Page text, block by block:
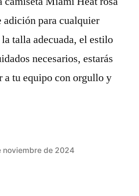
adición para cualquier
talla adecuada, el estilo
necesarios, estarás
a tu equipo con orgullo y
noviembre de 2024